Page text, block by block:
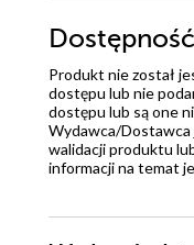
Produkt nie został
dostępu lub nie
dostępu lub są one
Wydawca/Dostawca
walidacji produktu
informacji na temat